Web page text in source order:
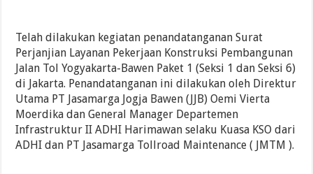
Telah dilakukan kegiatan penandatanganan Surat
Perjanjian Layanan Pekerjaan Konstruksi Pembangunan
Jalan Tol Yogyakarta-Bawen Paket 1 (Seksi 1 dan Seksi 6)
di Jakarta. Penandatanganan ini dilakukan oleh Direktur
Utama PT Jasamarga Jogja Bawen (JJB) Oemi Vierta
Moerdika dan General Manager Departemen
Infrastruktur II ADHI Harimawan selaku Kuasa KSO dari
ADHI dan PT Jasamarga Tollroad Maintenance ( JMTM ).